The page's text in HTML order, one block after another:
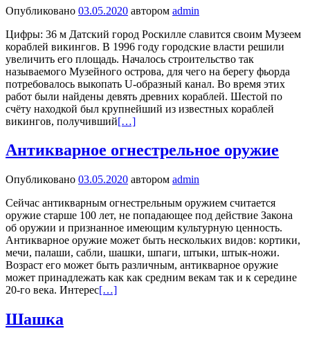
Опубликовано 03.05.2020 автором admin
Цифры: 36 м Датский город Роскилле славится своим Музеем
кораблей викингов. В 1996 году городские власти решили
увеличить его площадь. Началось строительство так
называемого Музейного острова, для чего на берегу фьорда
потребовалось выкопать U-образный канал. Во время этих
работ были найдены девять древних кораблей. Шестой по
счёту находкой был крупнейший из известных кораблей
викингов, получивший[…]
Антикварное огнестрельное оружие
Опубликовано 03.05.2020 автором admin
Сейчас антикварным огнестрельным оружием считается
оружие старше 100 лет, не попадающее под действие Закона
об оружии и признанное имеющим культурную ценность.
Антикварное оружие может быть нескольких видов: кортики,
мечи, палаши, сабли, шашки, шпаги, штыки, штык-ножи.
Возраст его может быть различным, антикварное оружие
может принадлежать как как средним векам так и к середине
20-го века. Интерес[…]
Шашка